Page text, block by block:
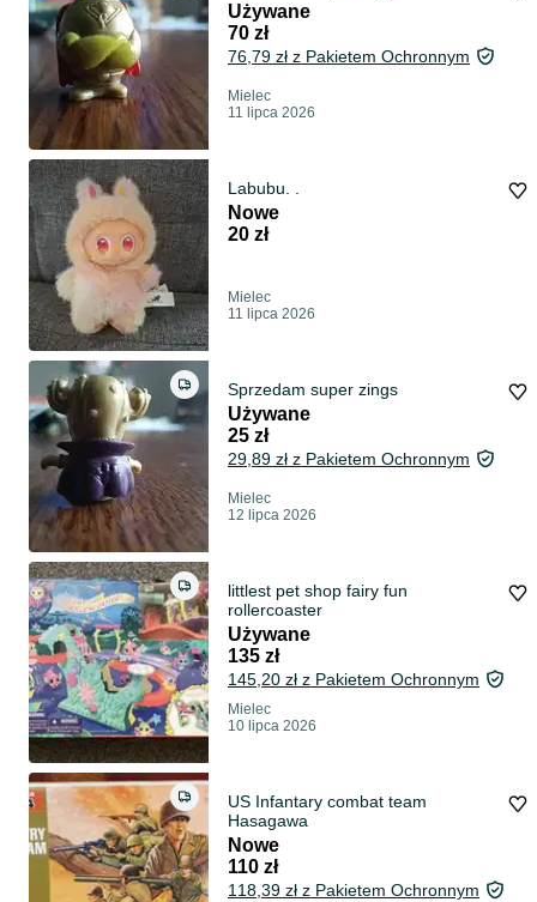
Używane
70 zł
76,79 zł z Pakietem Ochronnym
Mielec
11 lipca 2026
Labubu. .
Nowe
20 zł
Mielec
11 lipca 2026
Sprzedam super zings
Używane
25 zł
29,89 zł z Pakietem Ochronnym
Mielec
12 lipca 2026
littlest pet shop fairy fun
rollercoaster
Używane
135 zł
145,20 zł z Pakietem Ochronnym
Mielec
10 lipca 2026
US Infantary combat team
Hasagawa
Nowe
110 zł
118,39 zł z Pakietem Ochronnym